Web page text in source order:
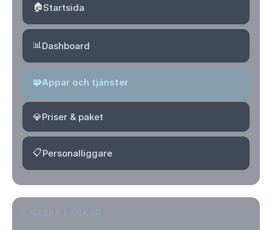
🏠Startsida
📊Dashboard
🧩Appar och tjänster
💎Priser & paket
📋Personalliggare